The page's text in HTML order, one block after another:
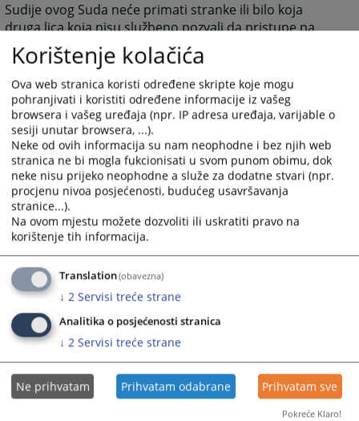
Sudije ovog Suda neće primati stranke ili bilo koja
druga lica koja nisu službeno pozvali da pristupe na
Sud.
Vezano za predmete u radu stranke se mogu
postupajućem sudiji obraćati samo putem pismenih
podnesaka, uz naznaku broja predmeta.
Ažurirano 06.04.2023. godine
5421PREGLEDA
Korištenje kolačića
Ova web stranica koristi određene skripte koje mogu
pohranjivati i koristiti određene informacije iz vašeg
browsera i vašeg uređaja (npr. IP adresa uređaja, varijable o
sesiji unutar browsera, ...).
Neke od ovih informacija su nam neophodne i bez njih web
stranica ne bi mogla fukcionisati u svom punom obimu, dok
neke nisu prijeko neophodne a služe za dodatne stvari (npr.
procjenu nivoa posjećenosti, budućeg usavršavanja
stranice...).
Na ovom mjestu možete dozvoliti ili uskratiti pravo na
korištenje tih informacija.
Translation(obavezna)
↓ 2 Servisi treće strane
Analitika o posjećenosti stranica
↓ 2 Servisi treće strane
Ne prihvatam Prihvatam odabrane Prihvatam sve
Pokreće Klaro!